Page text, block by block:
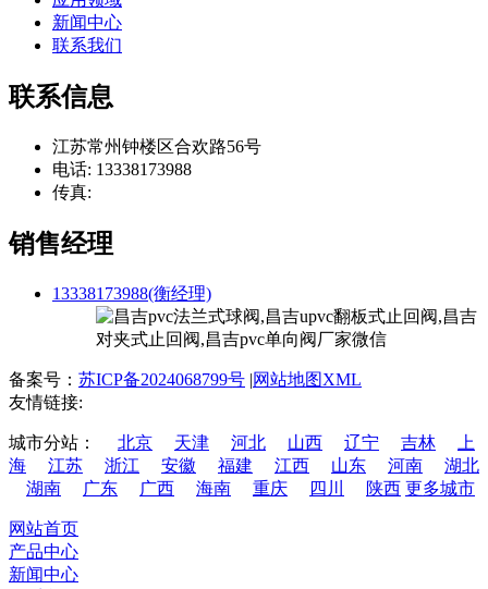
新闻中心
联系我们
联系信息
江苏常州钟楼区合欢路56号
电话: 13338173988
传真:
销售经理
13338173988(衡经理)
备案号： 苏ICP备2024068799号 |网站地图XML
友情链接:
城市分站： 北京 天津 河北 山西 辽宁 吉林
上
海
江苏 浙江 安徽 福建 江西 山东 河南
湖北
湖南
广东 广西 海南 重庆 四川 陕西 更多城市
网站首页
产品中心
新闻中心